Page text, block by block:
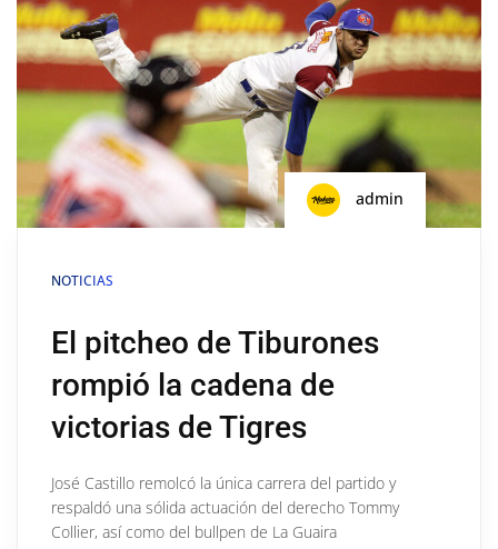
admin
NOTICIAS
El pitcheo de Tiburones
rompió la cadena de
victorias de Tigres
José Castillo remolcó la única carrera del partido y
respaldó una sólida actuación del derecho Tommy
Collier, así como del bullpen de La Guaira